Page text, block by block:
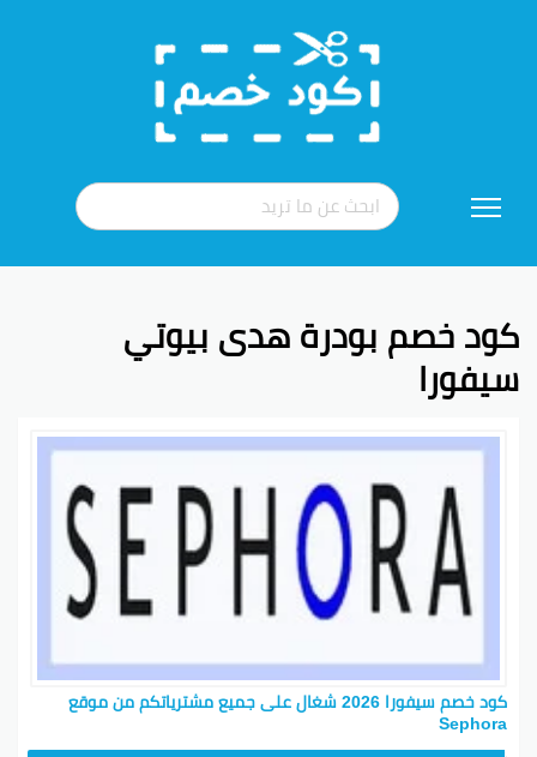
إلى
كود خصم بودرة هدى بيوتي
سيفورا
كود خصم سيفورا 2026 شغال على جميع مشترياتكم من موقع
Sephora